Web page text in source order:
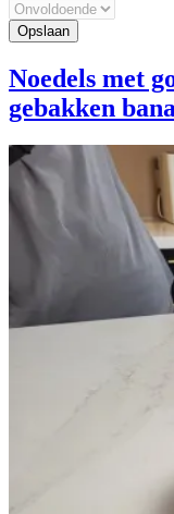
Noedels met
gebakken